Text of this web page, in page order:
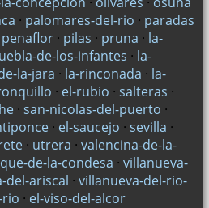
· palomares-del-rio · paradas
penaflor· pilas · pruna · la-
de-los-infantes · la-
la-jara · la-rinconada · la-
· el-rubio · salteras ·
· san-nicolas-del-puerto ·
· el-saucejo · sevilla ·
· utrera · valencina-de-la-
de-la-condesa · villanueva-
del-ariscal · villanueva-del-rio-
rio · el-viso-del-alcor